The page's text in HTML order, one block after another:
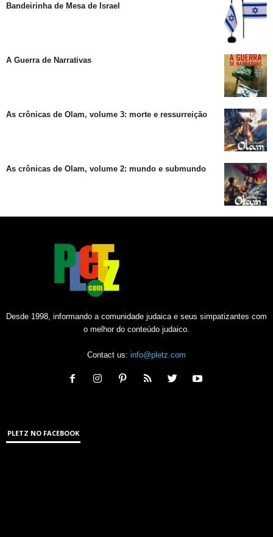
Bandeirinha de Mesa de Israel
A Guerra de Narrativas
As crônicas de Olam, volume 3: morte e ressurreição
As crônicas de Olam, volume 2: mundo e submundo
Desde 1998, informando a comunidade judaica e seus simpatizantes com
o melhor do conteúdo judaico.
Contact us: info@pletz.com
PLETZ NO FACEBOOK